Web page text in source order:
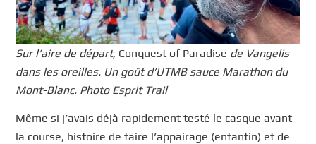
Sur l’aire de départ, Conquest of Paradise de Vangelis
dans les oreilles. Un goût d’UTMB sauce Marathon du
Mont-Blanc. Photo Esprit Trail
Même si j’avais déjà rapidement testé le casque avant
la course, histoire de faire l’appairage (enfantin) et de